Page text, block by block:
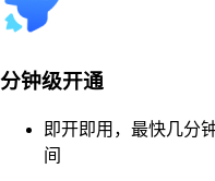
分钟级开通
即开即用，最快几分
间